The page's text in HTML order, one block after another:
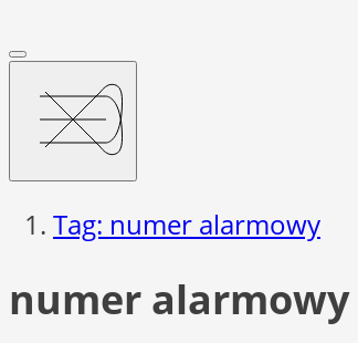
Tag: numer alarmowy
numer alarmowy